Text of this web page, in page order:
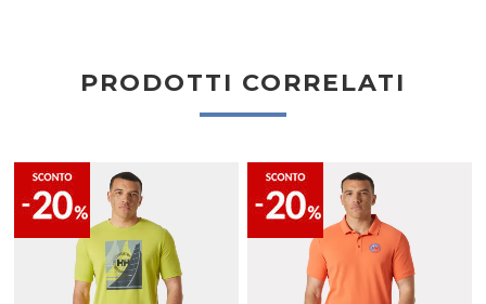
PRODOTTI CORRELATI